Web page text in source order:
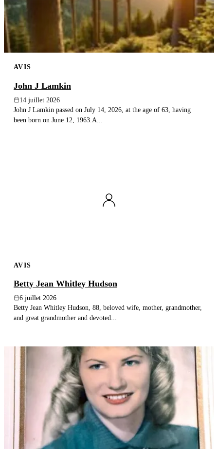
AVIS
John J Lamkin
14 juillet 2026
John J Lamkin passed on July 14, 2026, at the age of 63, having
been born on June 12, 1963.A...
AVIS
Betty Jean Whitley Hudson
6 juillet 2026
Betty Jean Whitley Hudson, 88, beloved wife, mother, grandmother,
and great grandmother and devoted...